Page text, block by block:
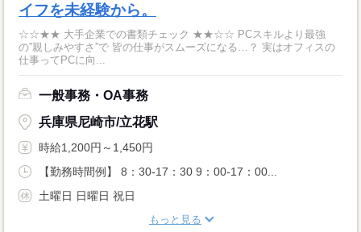
イフを未経験から。
☆☆★★ 大手企業での書類チェック ★★☆☆ PCスキルより最強
の”親しみやすさ”で 皆の仕事がスムーズになる…？ 実はオフィスの
仕事ってPCに向...
一般事務・OA事務
兵庫県尼崎市/立花駅
時給1,200円～1,450円
【勤務時間例】 8：30-17：30 9：00-17：00...
土曜日 日曜日 祝日
もっと見る